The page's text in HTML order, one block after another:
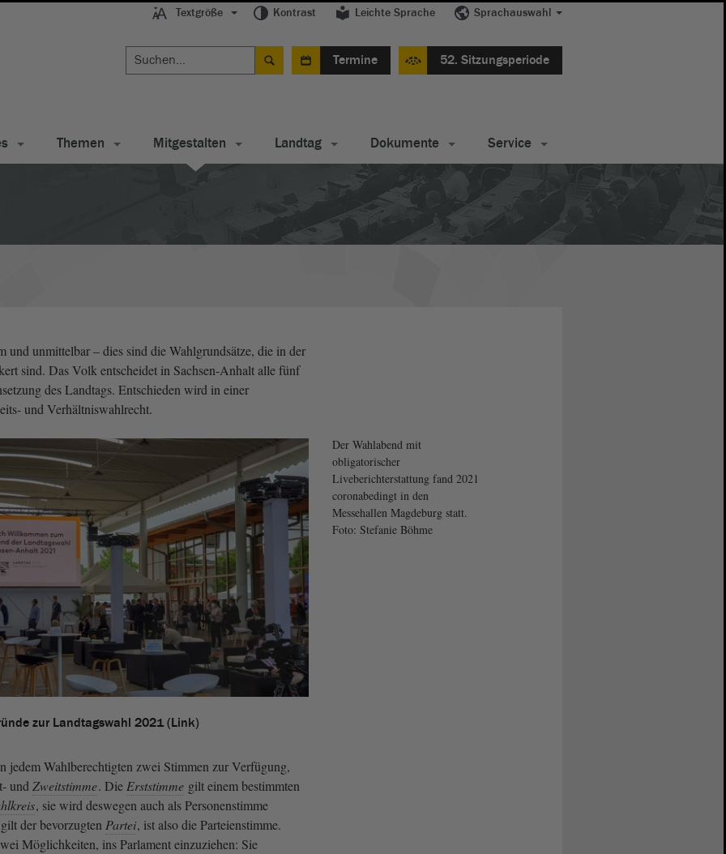
Textgröße Kontrast Leichte Sprache Sprachauswahl
Termine 52. Sitzungsperiode
Themen Mitgestalten Landtag Dokumente Service
und unmittelbar – dies sind die Wahlgrundsätze, die in der
sind. Das Volk entscheidet in Sachsen-Anhalt alle fünf
des Landtags. Entschieden wird in einer
und Verhältniswahlrecht.
Der Wahlabend mit
obligatorischer
Liveberichterstattung fand 2021
coronabedingt in den
Messehallen Magdeburg statt.
Foto: Stefanie Böhme
zur Landtagswahl 2021 (Link)
jedem Wahlberechtigten zwei Stimmen zur Verfügung,
undZweitstimme. DieErststimme gilt einem bestimmten
, sie wird deswegen auch als Personenstimme
gilt der bevorzugtenPartei, ist also die Parteienstimme.
Möglichkeiten, ins Parlament einzuziehen: Sie